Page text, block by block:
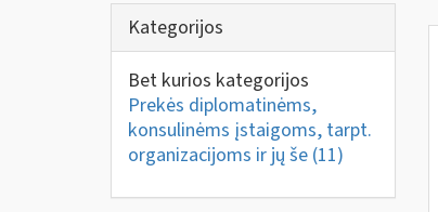
Kategorijos
Bet kurios kategorijos
Prekės diplomatinėms,
konsulinėms įstaigoms, tarpt.
organizacijoms ir jų še (11)